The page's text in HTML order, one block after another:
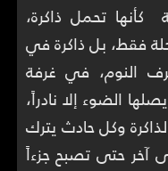
كأنها تحمل ذاكرة،
فقط، بل ذاكرة في
النوم، في غرفة
الضوء إلا نادراً،
وكل حادث يترك
آخر حتى تصبح جزءاً